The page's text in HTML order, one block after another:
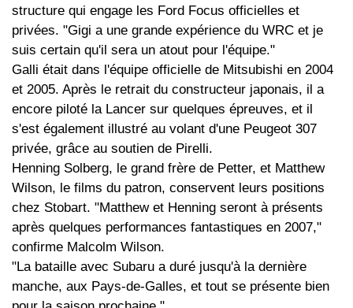
structure qui engage les Ford Focus officielles et
privées. "Gigi a une grande expérience du WRC et je
suis certain qu'il sera un atout pour l'équipe."
Galli était dans l'équipe officielle de Mitsubishi en 2004
et 2005. Après le retrait du constructeur japonais, il a
encore piloté la Lancer sur quelques épreuves, et il
s'est également illustré au volant d'une Peugeot 307
privée, grâce au soutien de Pirelli.
Henning Solberg, le grand frère de Petter, et Matthew
Wilson, le films du patron, conservent leurs positions
chez Stobart. "Matthew et Henning seront à présents
après quelques performances fantastiques en 2007,"
confirme Malcolm Wilson.
"La bataille avec Subaru a duré jusqu'à la dernière
manche, aux Pays-de-Galles, et tout se présente bien